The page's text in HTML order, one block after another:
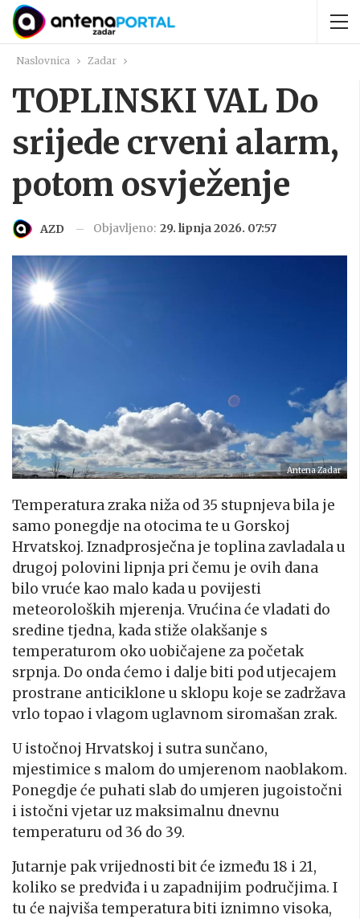
Naslovnica Zadar
TOPLINSKI VAL Do
srijede crveni alarm,
potom osvježenje
AZD Objavljeno: 29. lipnja 2026. 07:57
Antena Zadar
Temperatura zraka niža od 35 stupnjeva bila je
samo ponegdje na otocima te u Gorskoj
Hrvatskoj. Iznadprosječna je toplina zavladala u
drugoj polovini lipnja pri čemu je ovih dana
bilo vruće kao malo kada u povijesti
meteoroloških mjerenja. Vrućina će vladati do
sredine tjedna, kada stiže olakšanje s
temperaturom oko uobičajene za početak
srpnja. Do onda ćemo i dalje biti pod utjecajem
prostrane anticiklone u sklopu koje se zadržava
vrlo topao i vlagom uglavnom siromašan zrak.
U istočnoj Hrvatskoj i sutra sunčano,
mjestimice s malom do umjerenom naoblakom.
Ponegdje će puhati slab do umjeren jugoistočni
i istočni vjetar uz maksimalnu dnevnu
temperaturu od 36 do 39.
Jutarnje pak vrijednosti bit će između 18 i 21,
koliko se predviđa i u zapadnijim područjima. I
tu će najviša temperatura biti iznimno visoka,